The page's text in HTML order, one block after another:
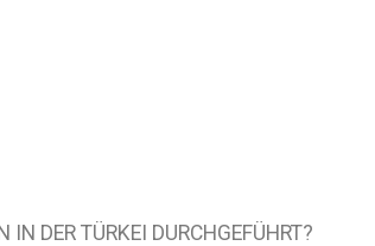
DER TÜRKEI DURCHGEFÜHRT?